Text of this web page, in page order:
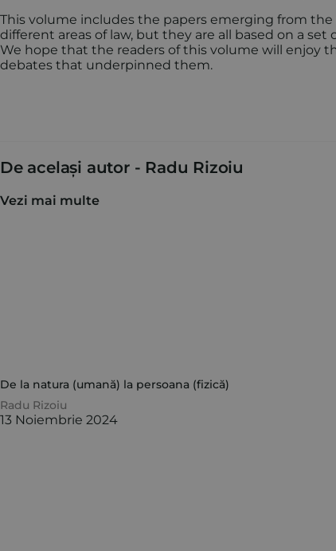
This volume includes the papers emerging from
different areas of law, but they are all based on a
We hope that the readers of this volume will enjoy
debates that underpinned them.
De același autor - Radu Rizoiu
Vezi mai multe
De la natura (umană) la persoana (fizică)
Radu Rizoiu
13 Noiembrie 2024